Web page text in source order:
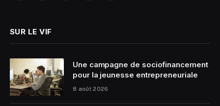
SUR LE VIF
Une campagne de sociofinancement
pour la jeunesse entrepreneuriale
8 août 2026